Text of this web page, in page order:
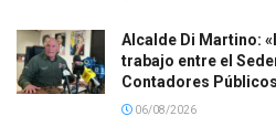
Alcalde Di Martino:
trabajo entre el
Contadores
06/08/2026